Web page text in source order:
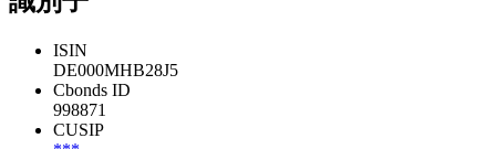
ISIN
DE000MHB28J5
Cbonds ID
998871
CUSIP